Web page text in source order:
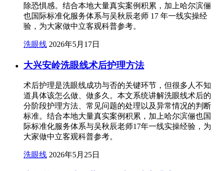
除恐惧感。结合本地大量真实案例积累，加上哈尔滨俪
也国际标准化服务体系与吴秋辰老师 17 年一线实操经
验，为大家做中立客观科普参考。
洗眼线 2026年5月17日
大兴安岭洗眼线术后护理方法
术后护理是洗眼线成功与否的关键环节，但很多人不知
道具体该怎么做、做多久。本文系统讲解洗眼线术后的
分阶段护理方法、常见问题的处理以及异常情况的判断
标准。结合本地大量真实案例积累，加上哈尔滨俪也国
际标准化服务体系与吴秋辰老师17年一线实操经验，为
大家做中立客观科普参考。
洗眼线 2026年5月25日